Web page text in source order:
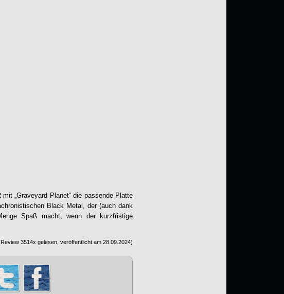
mit „Graveyard Planet“ die passende Platte
Black Metal, der (auch dank
Spaß macht, wenn der kurzfristige
3514x gelesen, veröffentlicht am 28.09.2024)